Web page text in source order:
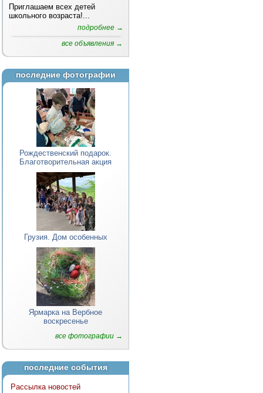
Приглашаем всех детей
школьного возраста!...
подробнее →
все объявления →
последние фотографии
Рождественский подарок.
Благотворительная акция
Грузия. Дом особенных
Ярмарка на Вербное
воскресенье
все фотографии →
последние события
Рассылка новостей